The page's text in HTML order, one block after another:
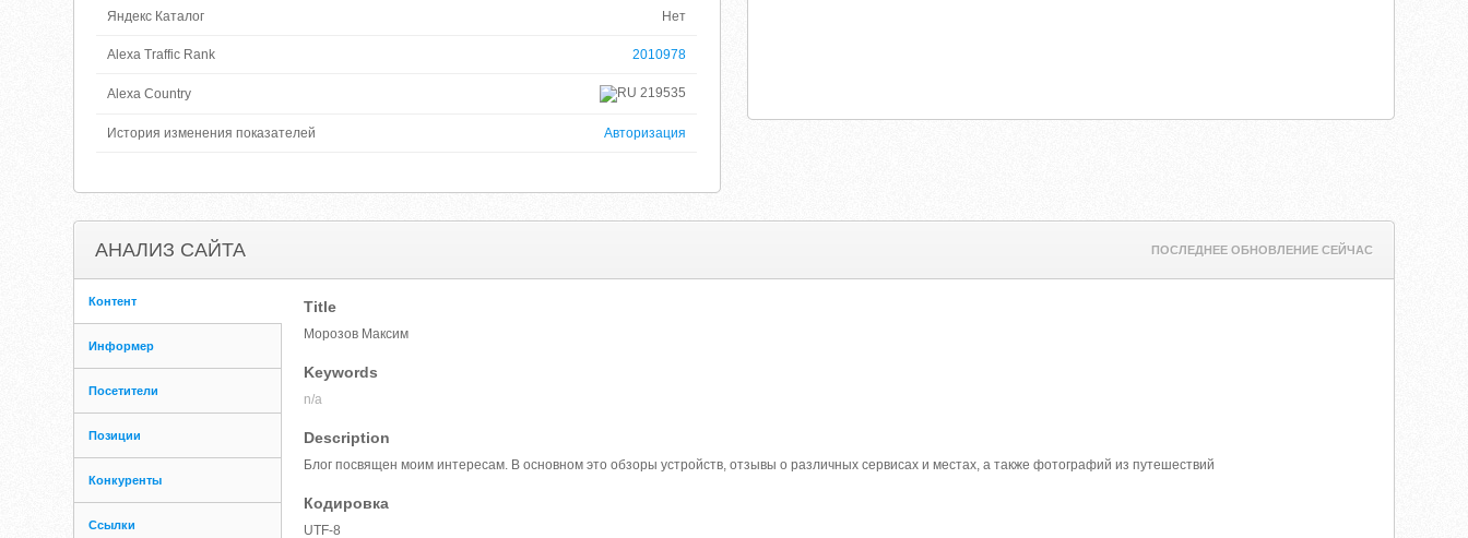
Яндекс Каталог Нет
Alexa Traffic Rank 2010978
Alexa Country 219535
История изменения показателей Авторизация
АНАЛИЗ САЙТА ПОСЛЕДНЕЕ ОБНОВЛЕНИЕ СЕЙЧАС
Контент
Информер
Посетители
Позиции
Конкуренты
Ссылки
Title
Морозов Максим
Keywords
n/a
Description
Блог посвящен моим интересам. В основном это обзоры устройств, отзывы о различных сервисах и местах, а также фотографий из путешествий
Кодировка
UTF-8